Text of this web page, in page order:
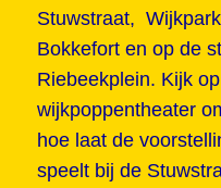
Stuwstraat,
Bokkefort en op de
Riebeekplein. Kijk
wijkpoppentheater
hoe laat de
speelt bij de